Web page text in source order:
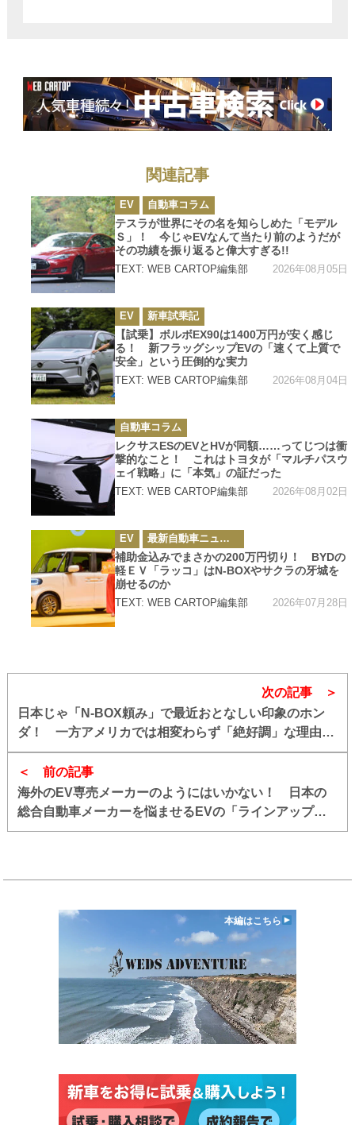
関連記事
カ
テ
ゴ
リ
ー
EV 自動車コラム
テスラが世界にその名を知らしめた「モデル
Ｓ」！ 今じゃEVなんて当たり前のようだが
その功績を振り返ると偉大すぎる!!
TEXT: WEB CARTOP編集部 2026年08月05日
カ
テ
ゴ
リ
ー
EV 新車試乗記
【試乗】ボルボEX90は1400万円が安く感じ
る！ 新フラッグシップEVの「速くて上質で
安全」という圧倒的な実力
TEXT: WEB CARTOP編集部 2026年08月04日
カ
テ
ゴ
リ
ー
自動車コラム
レクサスESのEVとHVが同額……ってじつは衝
撃的なこと！ これはトヨタが「マルチパスウ
ェイ戦略」に「本気」の証だった
TEXT: WEB CARTOP編集部 2026年08月02日
カ
テ
ゴ
リ
ー
EV 最新自動車ニュース
補助金込みでまさかの200万円切り！ BYDの
軽ＥＶ「ラッコ」はN-BOXやサクラの牙城を
崩せるのか
TEXT: WEB CARTOP編集部 2026年07月28日
前の記事
海外のEV専売メーカーのようにはいかない！ 日本の
総合自動車メーカーを悩ませるEVの「ラインアップ拡
充」も「納期短縮」も難しい裏事情
次の記事
日本じゃ「N-BOX頼み」で最近おとなしい印象のホン
ダ！ 一方アメリカでは相変わらず「絶好調」な理由と
は
本編はこちら